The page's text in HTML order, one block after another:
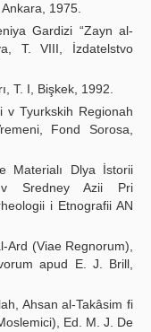
1975.
Gardizi “Zayn al-
T. VIII, İzdatelstvo
T. I, Bişkek, 1992.
v Tyurkskih Regionah
Fond Sorosa,
Materialı Dlya İstorii
v Sredney Azii Pri
i Etnografii AN
Ard (Viae Regnorum),
apud E. J. Brill,
Ahsan al-Takâsim fi
Ed. M. J. De